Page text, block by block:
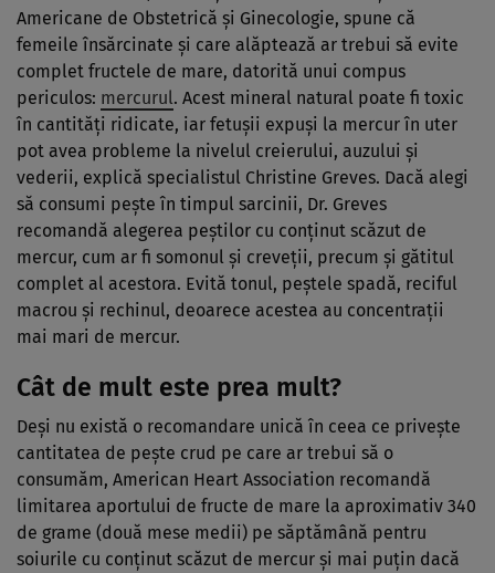
Americane de Obstetrică şi Ginecologie, spune că
femeile însărcinate şi care alăptează ar trebui să evite
complet fructele de mare, datorită unui compus
periculos: mercurul. Acest mineral natural poate fi toxic
în cantităţi ridicate, iar fetuşii expuşi la mercur în uter
pot avea probleme la nivelul creierului, auzului şi
vederii, explică specialistul Christine Greves. Dacă alegi
să consumi peşte în timpul sarcinii, Dr. Greves
recomandă alegerea peştilor cu conţinut scăzut de
mercur, cum ar fi somonul şi creveţii, precum şi gătitul
complet al acestora. Evită tonul, peştele spadă, reciful
macrou şi rechinul, deoarece acestea au concentraţii
mai mari de mercur.
Cât de mult este prea mult?
Deşi nu există o recomandare unică în ceea ce priveşte
cantitatea de peşte crud pe care ar trebui să o
consumăm, American Heart Association recomandă
limitarea aportului de fructe de mare la aproximativ 340
de grame (două mese medii) pe săptămână pentru
soiurile cu conţinut scăzut de mercur şi mai puţin dacă